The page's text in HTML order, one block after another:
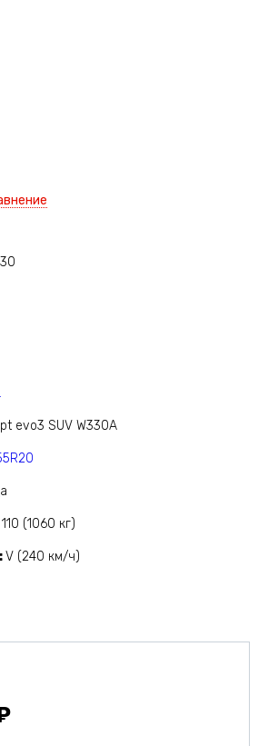
evo3 SUV W330A
110 (1060 кг)
V (240 км/ч)